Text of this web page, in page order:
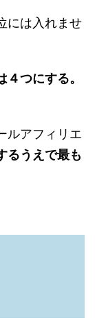
には入れませ
つにする。
ルアフィリエ
るうえで最も